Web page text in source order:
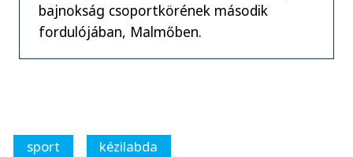
bajnokság csoportkörének második
fordulójában, Malmőben.
sport
kézilabda